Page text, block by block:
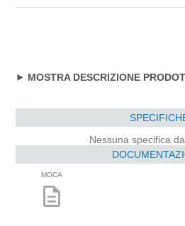
MOSTRA DESCRIZIONE
Nessuna specifica
MOCA
description